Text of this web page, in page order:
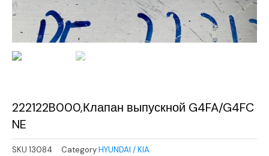
222122B000,Клапан выпускной G4FA/G4FC
NE
SKU 13084 CategoryHYUNDAI / KIA